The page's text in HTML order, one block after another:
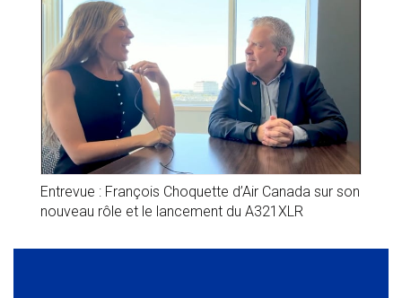
Entrevue : François Choquette d’Air Canada sur son
nouveau rôle et le lancement du A321XLR